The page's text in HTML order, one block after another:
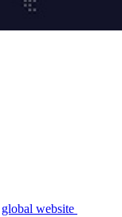
global website